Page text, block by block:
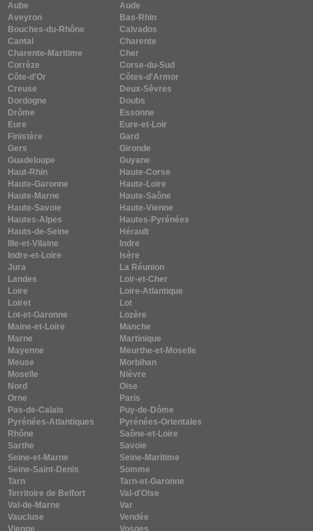
Aube
Aude
Aveyron
Bas-Rhin
Bouches-du-Rhône
Calvados
Cantal
Charente
Charente-Maritime
Cher
Corrèze
Corse-du-Sud
Côte-d'Or
Côtes-d'Armor
Creuse
Deux-Sèvres
Dordogne
Doubs
Drôme
Essonne
Eure
Eure-et-Loir
Finistère
Gard
Gers
Gironde
Guadeloupe
Guyane
Haut-Rhin
Haute-Corse
Haute-Garonne
Haute-Loire
Haute-Marne
Haute-Saône
Haute-Savoie
Haute-Vienne
Hautes-Alpes
Hautes-Pyrénées
Hauts-de-Seine
Hérault
Ille-et-Vilaine
Indre
Indre-et-Loire
Isère
Jura
La Réunion
Landes
Loir-et-Cher
Loire
Loire-Atlantique
Loiret
Lot
Lot-et-Garonne
Lozère
Maine-et-Loire
Manche
Marne
Martinique
Mayenne
Meurthe-et-Moselle
Meuse
Morbihan
Moselle
Nièvre
Nord
Oise
Orne
Paris
Pas-de-Calais
Puy-de-Dôme
Pyrénées-Atlantiques
Pyrénées-Orientales
Rhône
Saône-et-Loire
Sarthe
Savoie
Seine-et-Marne
Seine-Maritime
Seine-Saint-Denis
Somme
Tarn
Tarn-et-Garonne
Territoire de Belfort
Val-d'Oise
Val-de-Marne
Var
Vaucluse
Vendée